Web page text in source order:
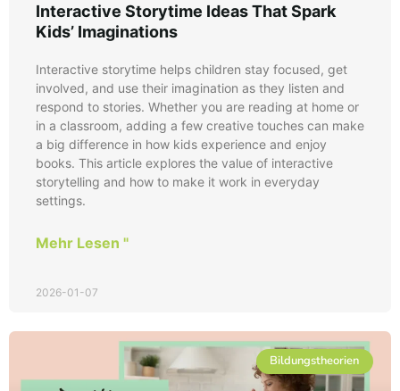
Interactive Storytime Ideas That Spark
Kids’ Imaginations
Interactive storytime helps children stay focused, get
involved, and use their imagination as they listen and
respond to stories. Whether you are reading at home or
in a classroom, adding a few creative touches can make
a big difference in how kids experience and enjoy
books. This article explores the value of interactive
storytelling and how to make it work in everyday
settings.
Mehr Lesen "
2026-01-07
Bildungstheorien